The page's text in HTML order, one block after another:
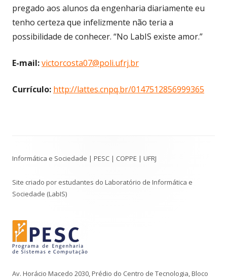
pregado aos alunos da engenharia diariamente eu
tenho certeza que infelizmente não teria a
possibilidade de conhecer. “No LabIS existe amor.”
E-mail:victorcosta07@poli.ufrj.br
Currículo: http://lattes.cnpq.br/0147512856999365
do
Rodapé
Informática e Sociedade | PESC | COPPE | UFRJ
Site criado por estudantes do Laboratório de Informática e
Sociedade (LabIS)
Av. Horácio Macedo 2030, Prédio do Centro de Tecnologia, Bloco